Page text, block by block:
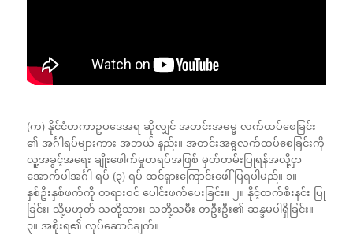
(က) နိုင်ငံတကာဥပဒေအရ ဆိုလျှင် အတင်းအဓမ္မ လက်ထပ်စေခြင်း
၏ အင်္ဂါရပ်များကား အဘယ် နည်း။ အတင်းအဓ္မလက်ထပ်စေခြင်းကို
လူ့အခွင့်အရေး ချိုးဖေါက်မှုတရပ်အဖြစ် မှတ်တမ်းပြုရန်အလို့ငှာ
အောက်ပါအင်္ဂါ ရပ် (၃) ရပ် ထင်ရှားကြောင်းဖေါ်ပြရပါမည်။ ၁။
နှစ်ဦးနှစ်ဖက်ကို တရားဝင် ပေါင်းဖက်ပေးခြင်း။ ၂။ နိုင့်ထက်စီးနင်း ပြု
ခြင်း၊ သို့မဟုတ် သတို့သား၊ သတို့သမီး တဦးဦး၏ ဆန္ဒမပါရှိခြင်း။
၃။ အစိုးရ၏ လုပ်ဆောင်ချက်။